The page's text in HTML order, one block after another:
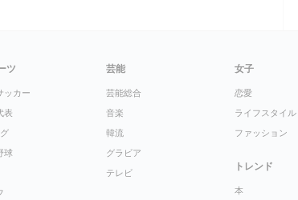
ツ
ッカー
表
球
芸能
芸能総合
音楽
韓流
グラビア
テレビ
女子
恋愛
ライフスタイル
ファッション
トレンド
本